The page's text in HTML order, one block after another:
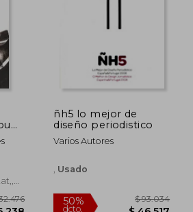
ñh5 lo mejor de
diseño periodistico
Varios Autores
Usado